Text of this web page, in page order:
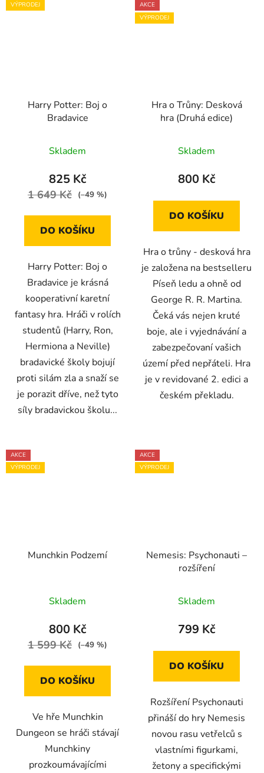
VÝPRODEJ
Harry Potter: Boj o
Bradavice
Skladem
825 Kč
1 649 Kč (–49 %)
DO KOŠÍKU
Harry Potter: Boj o
Bradavice je krásná
kooperativní karetní
fantasy hra. Hráči v rolích
studentů (Harry, Ron,
Hermiona a Neville)
bradavické školy bojují
proti silám zla a snaží se
je porazit dříve, než tyto
síly bradavickou školu...
AKCE
VÝPRODEJ
Hra o Trůny: Desková
hra (Druhá edice)
Skladem
800 Kč
DO KOŠÍKU
Hra o trůny - desková hra
je založena na bestselleru
Píseň ledu a ohně od
George R. R. Martina.
Čeká vás nejen kruté
boje, ale i vyjednávání a
zabezpečovaní vašich
území před nepřáteli. Hra
je v revidované 2. edici a
českém překladu.
AKCE
VÝPRODEJ
Munchkin Podzemí
Skladem
800 Kč
1 599 Kč (–49 %)
DO KOŠÍKU
Ve hře Munchkin
Dungeon se hráči stávají
Munchkiny
prozkoumávajícími
AKCE
VÝPRODEJ
Nemesis: Psychonauti –
rozšíření
Skladem
799 Kč
DO KOŠÍKU
Rozšíření Psychonauti
přináší do hry Nemesis
novou rasu vetřelců s
vlastními figurkami,
žetony a specifickými